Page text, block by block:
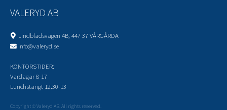
VALERYD AB
Lindbladsvägen 4B, 447 37 VÅRGÅRDA
info@valeryd.se
KONTORSTIDER:
Vardagar 8-17
Lunchstängt 12.30-13
Copyright © Valeryd AB. All rights reserved.